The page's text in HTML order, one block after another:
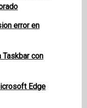
error en
con
Edge